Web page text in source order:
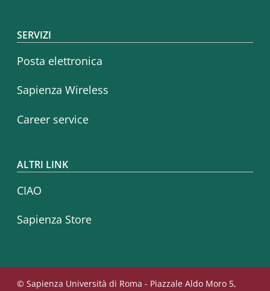
SERVIZI
Posta elettronica
Sapienza Wireless
Career service
ALTRI LINK
CIAO
Sapienza Store
© Sapienza Università di Roma - Piazzale Aldo Moro 5,